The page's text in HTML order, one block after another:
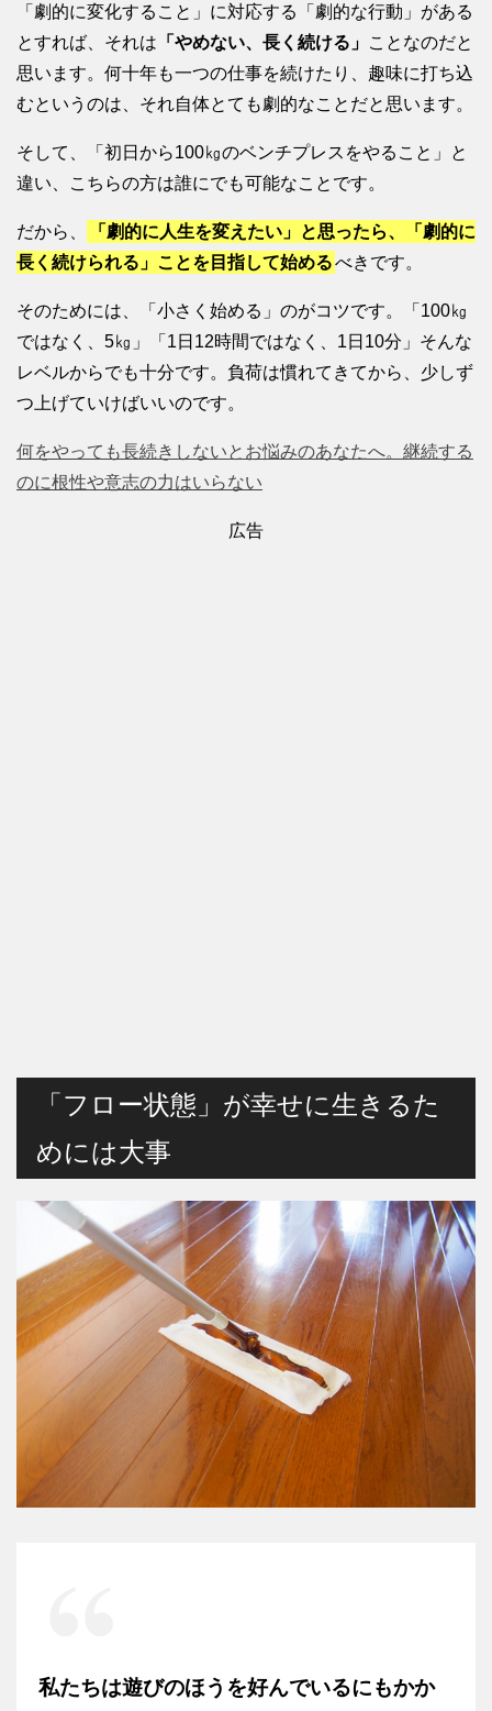
「劇的に変化すること」に対応する「劇的な行動」がある
とすれば、それは 「やめない、長く続ける」 ことなのだと
思います。何十年も一つの仕事を続けたり、趣味に打ち込
むというのは、それ自体とても劇的なことだと思います。
そして、「初日から100㎏のベンチプレスをやること」と
違い、こちらの方は誰にでも可能なことです。
だから、
「劇的に人生を変えたい」と思ったら、「劇的に
長く続けられる」ことを目指して始めるべきです。
そのためには、「小さく始める」のがコツです。「100㎏
ではなく、5㎏」「1日12時間ではなく、1日10分」そんな
レベルからでも十分です。負荷は慣れてきてから、少しず
つ上げていけばいいのです。
何をやっても長続きしないとお悩みのあなたへ。継続する
のに根性や意志の力はいらない
広告
「フロー状態」が幸せに生きるた
めには大事
私たちは遊びのほうを好んでいるにもかか